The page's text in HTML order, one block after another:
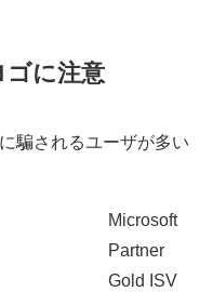
に注意
騙されるユーザが多い
Microsoft
Partner
Gold ISV